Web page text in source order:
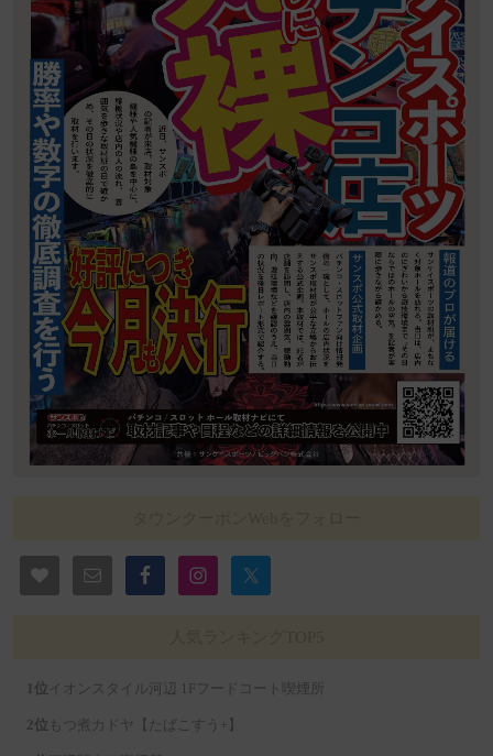
イオンスタイル河辺 1Fフードコート喫煙所
もつ煮カドヤ【たばこすう+】